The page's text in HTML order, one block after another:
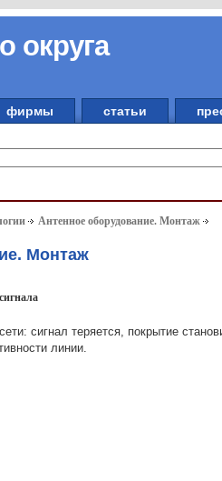
округа
фирмы статьи
Антенное оборудование. Монтаж
Монтаж
сигнал теряется, покрытие
линии.